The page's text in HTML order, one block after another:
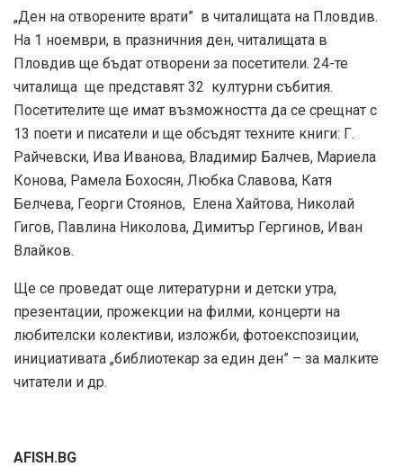
„Ден на отворените врати” в читалищата на Пловдив.
На 1 ноември, в празничния ден, читалищата в
Пловдив ще бъдат отворени за посетители. 24-те
читалища ще представят 32 културни събития.
Посетителите ще имат възможността да се срещнат с
13 поети и писатели и ще обсъдят техните книги: Г.
Райчевски, Ива Иванова, Владимир Балчев, Мариела
Конова, Рамела Бохосян, Любка Славова, Катя
Белчева, Георги Стоянов, Елена Хайтова, Николай
Гигов, Павлина Николова, Димитър Гергинов, Иван
Влайков.
Ще се проведат още литературни и детски утра,
презентации, прожекции на филми, концерти на
любителски колективи, изложби, фотоекспозиции,
инициативата „библиотекар за един ден” – за малките
читатели и др.
AFISH.BG